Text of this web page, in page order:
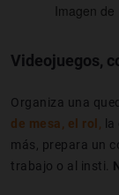
Imagen
Videojuegos,
Organiza una
de mesa, el rol
más, prepara un
trabajo o al insti.